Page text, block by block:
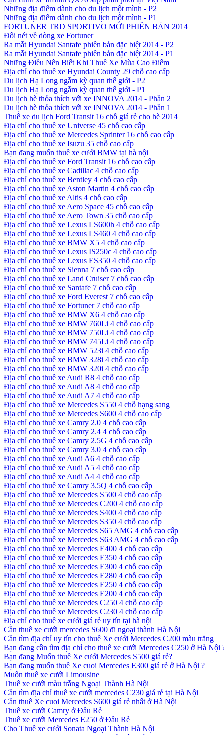
Những địa điểm dành cho du lịch một mình - P2
Những địa điểm dành cho du lịch một mình - P1
FORTUNER TRD SPORTIVO MỚI PHIÊN BẢN 2014
Đôi nét về dòng xe Fortuner
Ra mắt Hyundai Santafe phiên bản đặc biệt 2014 - P2
Ra mắt Hyundai Santafe phiên bản đặc biệt 2014 - P1
Những Điều Nên Biết Khi Thuê Xe Mùa Cao Điểm
Địa chỉ cho thuê xe Hyundai County 29 chỗ cao cấp
Du lịch Hạ Long ngắm kỳ quan thế giới - P2
Du lịch Hạ Long ngắm kỳ quan thế giới - P1
Du lịch hè thỏa thích với xe INNOVA 2014 - Phần 2
Du lịch hè thỏa thích với xe INNOVA 2014 - Phần 1
Thuê xe du lịch Ford Transit 16 chỗ giá rẻ cho hè 2014
Địa chỉ cho thuê xe Universe 45 chỗ cao cấp
Địa chỉ cho thuê xe Mercedes Sprinter 16 chỗ cao cấp
Địa chỉ cho thuê xe Isuzu 35 chỗ cao cấp
Bạn đang muốn thuê xe cưới BMW tại hà nội
Địa chỉ cho thuê xe Ford Transit 16 chỗ cao cấp
Địa chỉ cho thuê xe Cadillac 4 chỗ cao cấp
Địa chỉ cho thuê xe Bentley 4 chỗ cao cấp
Địa chỉ cho thuê xe Aston Martin 4 chỗ cao cấp
Địa chỉ cho thuê xe Altis 4 chỗ cao cấp
Địa chỉ cho thuê xe Aero Space 45 chỗ cao cấp
Địa chỉ cho thuê xe Aero Town 35 chỗ cao cấp
Địa chỉ cho thuê xe Lexus LS600h 4 chỗ cao cấp
Địa chỉ cho thuê xe Lexus LS460 4 chỗ cao cấp
Địa chỉ cho thuê xe BMW X5 4 chỗ cao cấp
Địa chỉ cho thuê xe Lexus IS250c 4 chỗ cao cấp
Địa chỉ cho thuê xe Lexus ES350 4 chỗ cao cấp
Địa chỉ cho thuê xe Sienna 7 chỗ cao cấp
Địa chỉ cho thuê xe Land Cruiser 7 chỗ cao cấp
Địa chỉ cho thuê xe Santafe 7 chỗ cao cấp
Địa chỉ cho thuê xe Ford Everest 7 chỗ cao cấp
Địa chỉ cho thuê xe Fortuner 7 chỗ cao cấp
Địa chỉ cho thuê xe BMW X6 4 chỗ cao cấp
Địa chỉ cho thuê xe BMW 760Li 4 chỗ cao cấp
Địa chỉ cho thuê xe BMW 750Li 4 chỗ cao cấp
Địa chỉ cho thuê xe BMW 745Li 4 chỗ cao cấp
Địa chỉ cho thuê xe BMW 523i 4 chỗ cao cấp
Địa chỉ cho thuê xe BMW 328i 4 chỗ cao cấp
Địa chỉ cho thuê xe BMW 320i 4 chỗ cao cấp
Địa chỉ cho thuê xe Audi R8 4 chỗ cao cấp
Địa chỉ cho thuê xe Audi A8 4 chỗ cao cấp
Địa chỉ cho thuê xe Audi A7 4 chỗ cao cấp
Địa chỉ cho thuê xe Mercedes S550 4 chỗ hạng sang
Địa chỉ cho thuê xe Mercedes S600 4 chỗ cao cấp
Địa chỉ cho thuê xe Camry 2.0 4 chỗ cao cấp
Địa chỉ cho thuê xe Camry 2.4 4 chỗ cao cấp
Địa chỉ cho thuê xe Camry 2.5G 4 chỗ cao cấp
Địa chỉ cho thuê xe Camry 3.0 4 chỗ cao cấp
Địa chỉ cho thuê xe Audi A6 4 chỗ cao cấp
Địa chỉ cho thuê xe Audi A5 4 chỗ cao cấp
Địa chỉ cho thuê xe Audi A4 4 chỗ cao cấp
Địa chỉ cho thuê xe Camry 3.5Q 4 chỗ cao cấp
Địa chỉ cho thuê xe Mercedes S500 4 chỗ cao cấp
Địa chỉ cho thuê xe Mercedes C200 4 chỗ cao cấp
Địa chỉ cho thuê xe Mercedes S400 4 chỗ cao cấp
Địa chỉ cho thuê xe Mercedes S350 4 chỗ cao cấp
Địa chỉ cho thuê xe Mercedes S65 AMG 4 chỗ cao cấp
Địa chỉ cho thuê xe Mercedes S63 AMG 4 chỗ cao cấp
Địa chỉ cho thuê xe Mercedes E400 4 chỗ cao cấp
Địa chỉ cho thuê xe Mercedes E350 4 chỗ cao cấp
Địa chỉ cho thuê xe Mercedes E300 4 chỗ cao cấp
Địa chỉ cho thuê xe Mercedes E280 4 chỗ cao cấp
Địa chỉ cho thuê xe Mercedes E250 4 chỗ cao cấp
Địa chỉ cho thuê xe Mercedes E200 4 chỗ cao cấp
Địa chỉ cho thuê xe Mercedes C250 4 chỗ cao cấp
Địa chỉ cho thuê xe Mercedes C230 4 chỗ cao cấp
Địa chỉ cho thuê xe cưới giá rẻ uy tín tại hà nội
Cần thuê xe cưới mercedes S600 đi ngoại thành Hà Nội
Cần tìm địa chỉ uy tín cho thuê Xe cưới Mercedes C200 màu trắng
Bạn đang cần tìm địa chỉ cho thuê xe cưới Mercedes C250 ở Hà Nội
Bạn đang Muốn thuê Xe cưới Mercedes S500 giá rẻ?
Bạn đang muốn thuê Xe cuoi Mercedes E300 giá rẻ ở Hà Nội ?
Muốn thuê xe cưới Limousine
Thuê xe cưới màu trắng Ngoại Thành Hà Nội
Cần tìm địa chỉ thuê xe cưới mercedes C230 giá rẻ tại Hà Nội
Cần thuê Xe cuoi Mercedes S600 giá rẻ nhất ở Hà Nội
Thuê xe cưới Camry ở Đâu Rẻ
Thuê xe cưới Mercedes E250 ở Đâu Rẻ
Cho Thuê xe cưới Sonata Ngoại Thành Hà Nội